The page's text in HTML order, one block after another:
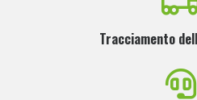
Tracciamento